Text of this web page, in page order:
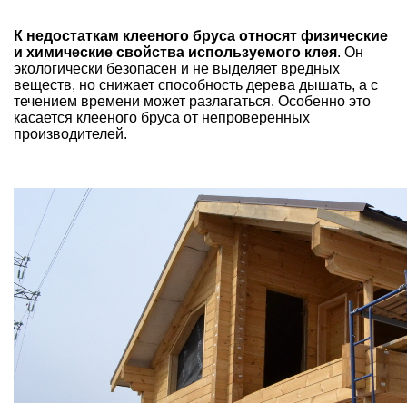
К недостаткам клееного бруса относят физические
и химические свойства используемого клея. Он
экологически безопасен и не выделяет вредных
веществ, но снижает способность дерева дышать, а с
течением времени может разлагаться. Особенно это
касается клееного бруса от непроверенных
производителей.